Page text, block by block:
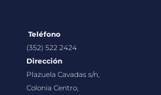
Teléfono
(352) 522 2424
Dirección
Plazuela Cavadas s/n,
Colonia Centro,